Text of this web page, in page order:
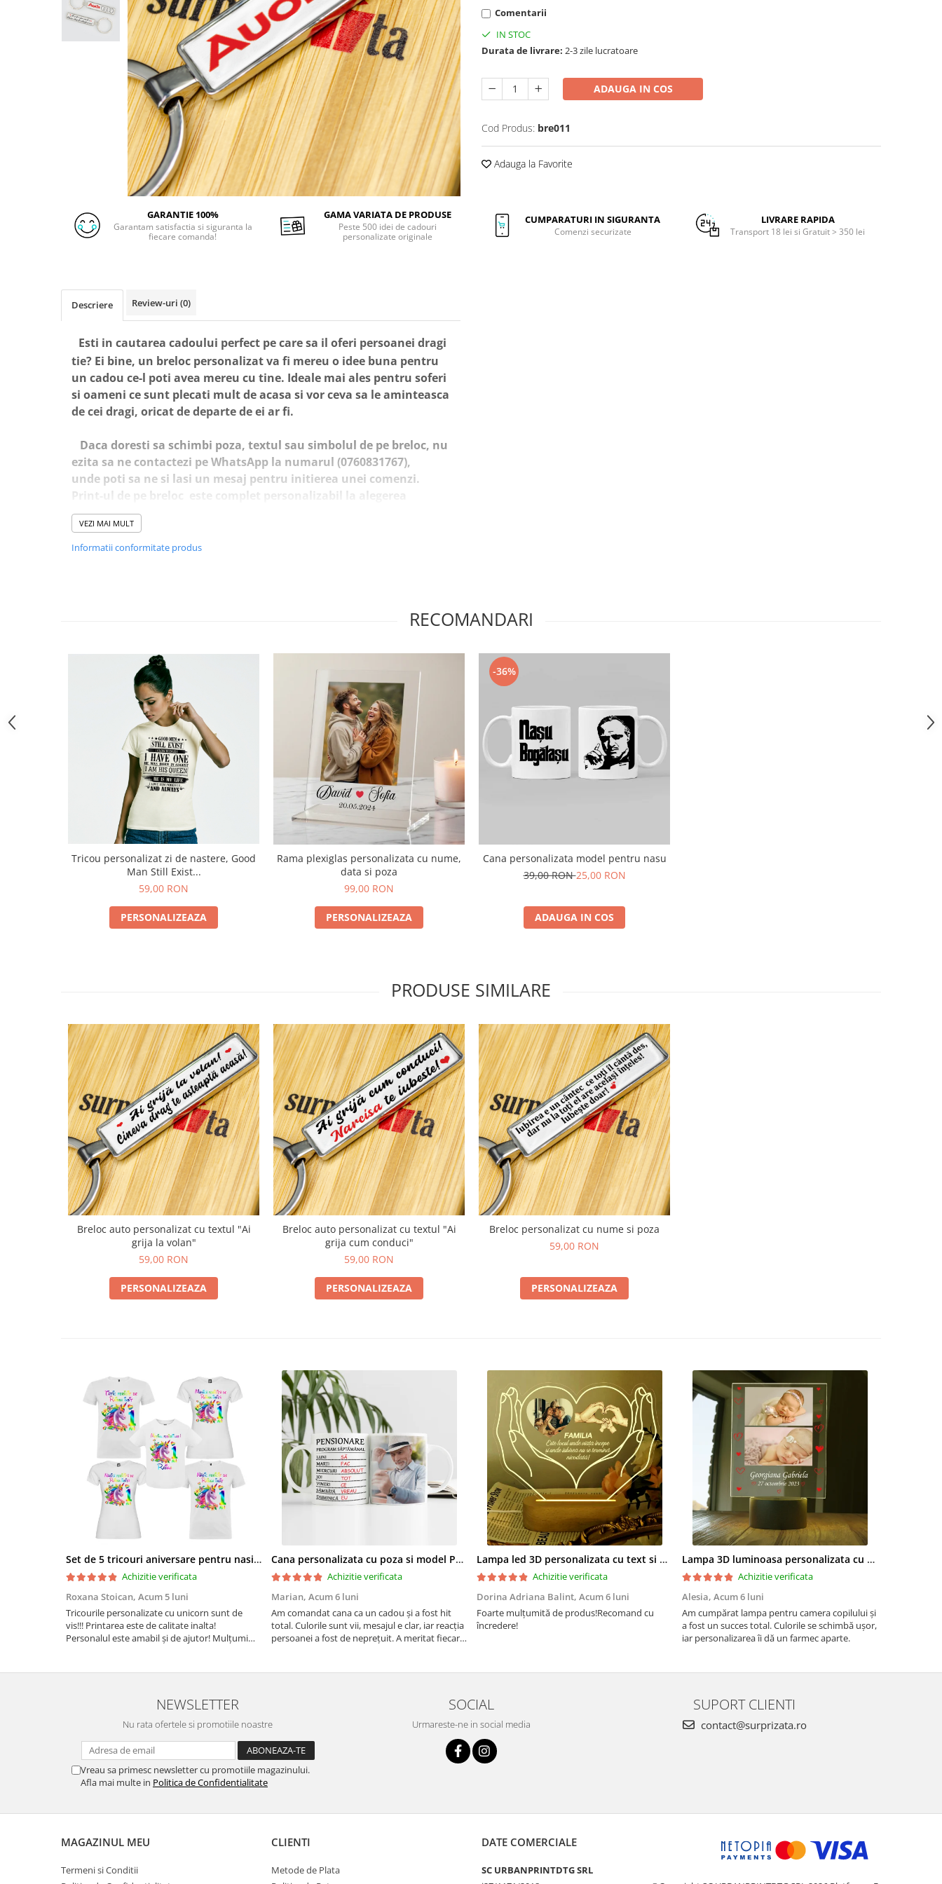
Comentarii
IN STOC
Durata de livrare: 2-3 zile lucratoare
ADAUGA IN COS
Cod Produs: bre011
Adauga la Favorite
GARANTIE 100%
Garantam satisfactia si siguranta la
fiecare comanda!
GAMA VARIATA DE PRODUSE
Peste 500 idei de cadouri
personalizate originale
CUMPARATURI IN SIGURANTA
Comenzi securizate
LIVRARE RAPIDA
Transport 18 lei si Gratuit > 350 lei
Descriere Review-uri (0)
Esti in cautarea cadoului perfect pe care sa il oferi persoanei dragi
tie? Ei bine, un breloc personalizat va fi mereu o idee buna pentru
un cadou ce-l poti avea mereu cu tine. Ideale mai ales pentru soferi
si oameni ce sunt plecati mult de acasa si vor ceva sa le aminteasca
de cei dragi, oricat de departe de ei ar fi.
Daca doresti sa schimbi poza, textul sau simbolul de pe breloc, nu
ezita sa ne contactezi pe WhatsApp la numarul (0760831767),
unde poti sa ne si lasi un mesaj pentru initierea unei comenzi.
Print-ul de pe breloc este complet personalizabil la alegerea
dumneavoastra!
In rubrica "Comentarii" puteti adauga detalii pentru cum vreti sa
Comanda o poti lasa si pe Whatsapp (0760831767). Ne dai un mesaj
Detalii tehnice:
Dimensiune: 2.9x5cm
VEZI MAI MULT
Informatii conformitate produs
RECOMANDARI
Tricou personalizat zi de nastere, Good
Man Still Exist...
59,00 RON
PERSONALIZEAZA
Rama plexiglas personalizata cu nume,
data si poza
99,00 RON
PERSONALIZEAZA
-36%
Cana personalizata model pentru nasu
39,00 RON25,00 RON
ADAUGA IN COS
PRODUSE SIMILARE
Breloc auto personalizat cu textul "Ai
grija la volan"
59,00 RON
PERSONALIZEAZA
Breloc auto personalizat cu textul "Ai
grija cum conduci"
59,00 RON
PERSONALIZEAZA
Breloc personalizat cu nume si poza
59,00 RON
PERSONALIZEAZA
Set de 5 tricouri aniversare pentru nasi, parinti si copil, personalizate cu nume, varsta si mesaj "Motivul fericirii lor" model Unicorn
Achizitie verificata
Roxana Stoican, Acum 5 luni
Tricourile personalizate cu unicorn sunt de
vis!!! Printarea este de calitate inalta!
Personalul este amabil și de ajutor! Mulțumim
Cana personalizata cu poza si model Pensionare
Achizitie verificata
Marian, Acum 6 luni
Am comandat cana ca un cadou și a fost hit
total. Culorile sunt vii, mesajul e clar, iar reacția
persoanei a fost de neprețuit. A meritat fiecare
Lampa led 3D personalizata cu text si poza model Heart in love hands
Achizitie verificata
Dorina Adriana Balint, Acum 6 luni
Foarte mulțumită de produs!Recomand cu
încredere!
Lampa 3D luminoasa personalizata cu 2 poze si nume si data Nou nascut
Achizitie verificata
Alesia, Acum 6 luni
Am cumpărat lampa pentru camera copilului și
a fost un succes total. Culorile se schimbă ușor,
iar personalizarea îi dă un farmec aparte.
NEWSLETTER
Nu rata ofertele si promotiile noastre
Vreau sa primesc newsletter cu promotiile magazinului.
Afla mai multe in Politica de Confidentialitate
SOCIAL
Urmareste-ne in social media
SUPORT CLIENTI
contact@surprizata.ro
MAGAZINUL MEU
Termeni si Conditii
CLIENTI
Metode de Plata
DATE COMERCIALE
SC URBANPRINTDTG SRL